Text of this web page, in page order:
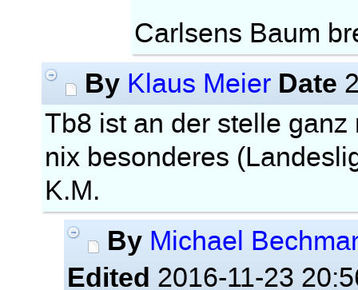
Carlsens Baum
By Klaus Meier Date
Tb8 ist an der stelle
nix besonderes
K.M.
By Michael
Edited 2016-11-23